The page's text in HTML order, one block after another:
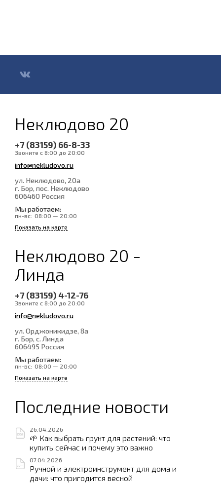
Неклюдово 20
+7 (83159) 66-8-33
Звоните с 8:00 до 20:00
info@nekludovo.ru
ул. Неклюдово, 20а
г. Бор, пос. Неклюдово
606460 Россия
Мы работаем:
пн-вс: 08:00 — 20:00
Показать на карте
Неклюдово 20 -
Линда
+7 (83159) 4-12-76
Звоните с 8:00 до 20:00
info@nekludovo.ru
ул. Орджоникидзе, 8а
г. Бор, с. Линда
606495 Россия
Мы работаем:
пн-вс: 08:00 — 20:00
Показать на карте
Последние новости
26.04.2026
🌱 Как выбрать грунт для растений: что
купить сейчас и почему это важно
07.04.2026
Ручной и электроинструмент для дома и
дачи: что пригодится весной